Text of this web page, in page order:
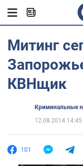
Митинг
КВНщик
Криминальные
12.08.2014 14:45
101